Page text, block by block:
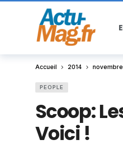
Accueil 2014 novembre
PEOPLE
Scoop:
Voici !